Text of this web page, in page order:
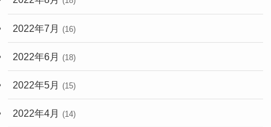
2022年7月 (16)
2022年6月 (18)
2022年5月 (15)
2022年4月 (14)